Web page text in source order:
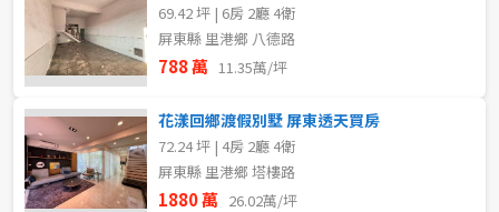
69.42 坪 | 6房 2廳 4衛
屏東縣 里港鄉 八德路
788 萬 11.35萬/坪
花漾回鄉渡假別墅 屏東透天買房
72.24 坪 | 4房 2廳 4衛
屏東縣 里港鄉 塔樓路
1880 萬 26.02萬/坪